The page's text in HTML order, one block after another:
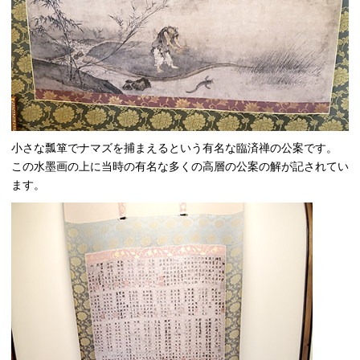
小さな瓢箪でナマズを捕まえるという有名な臨済禅の公案です。
この水墨画の上に当時の有名な多くの高層の公案の解が記されてい
ます。